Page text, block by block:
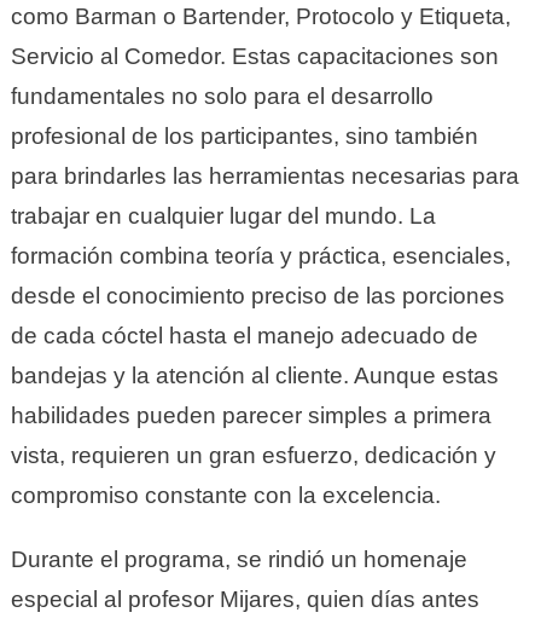
como Barman o Bartender, Protocolo y Etiqueta,
Servicio al Comedor. Estas capacitaciones son
fundamentales no solo para el desarrollo
profesional de los participantes, sino también
para brindarles las herramientas necesarias para
trabajar en cualquier lugar del mundo. La
formación combina teoría y práctica, esenciales,
desde el conocimiento preciso de las porciones
de cada cóctel hasta el manejo adecuado de
bandejas y la atención al cliente. Aunque estas
habilidades pueden parecer simples a primera
vista, requieren un gran esfuerzo, dedicación y
compromiso constante con la excelencia.
Durante el programa, se rindió un homenaje
especial al profesor Mijares, quien días antes